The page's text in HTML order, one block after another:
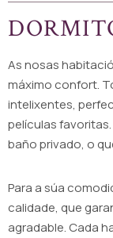
As nosas
máximo confort.
intelixentes,
películas
baño privado, o
Para a súa
calidade, que
agradable. Cada